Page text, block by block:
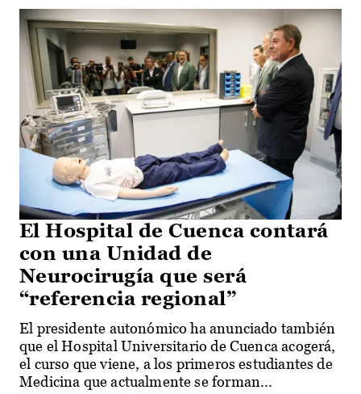
El Hospital de Cuenca contará
con una Unidad de
Neurocirugía que será
“referencia regional”
El presidente autonómico ha anunciado también
que el Hospital Universitario de Cuenca acogerá,
el curso que viene, a los primeros estudiantes de
Medicina que actualmente se forman...